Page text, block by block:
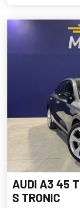
AUDI A3 45
S TRONIC